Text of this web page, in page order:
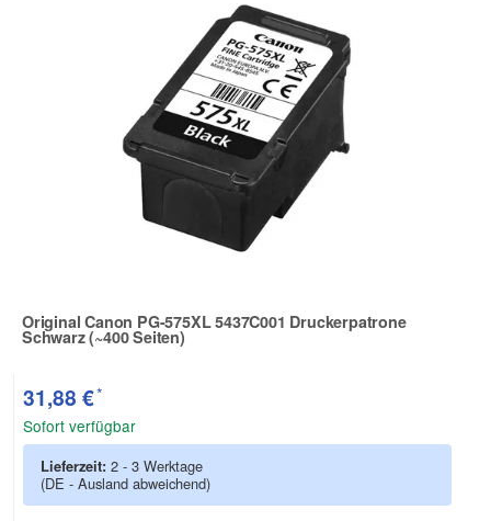
Original Canon PG-575XL 5437C001 Druckerpatrone
Schwarz (~400 Seiten)
Zur Artikelbewertung
31,88 €*
Sofort verfügbar
Lieferzeit: 2 - 3 Werktage
(DE - Ausland abweichend)